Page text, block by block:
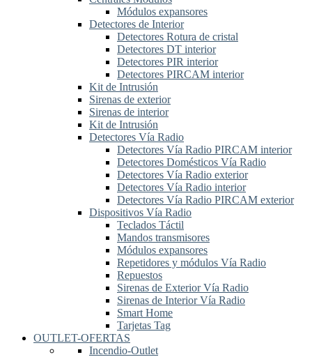
Módulos expansores
Detectores de Interior
Detectores Rotura de cristal
Detectores DT interior
Detectores PIR interior
Detectores PIRCAM interior
Kit de Intrusión
Sirenas de exterior
Sirenas de interior
Kit de Intrusión
Detectores Vía Radio
Detectores Vía Radio PIRCAM interior
Detectores Domésticos Vía Radio
Detectores Vía Radio exterior
Detectores Vía Radio interior
Detectores Vía Radio PIRCAM exterior
Dispositivos Vía Radio
Teclados Táctil
Mandos transmisores
Módulos expansores
Repetidores y módulos Vía Radio
Repuestos
Sirenas de Exterior Vía Radio
Sirenas de Interior Vía Radio
Smart Home
Tarjetas Tag
OUTLET-OFERTAS
Incendio-Outlet